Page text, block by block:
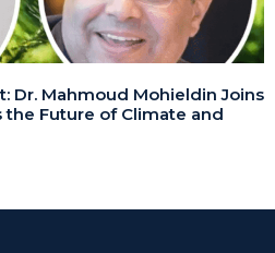
Dr. Mahmoud Mohieldin Joins
the Future of Climate and